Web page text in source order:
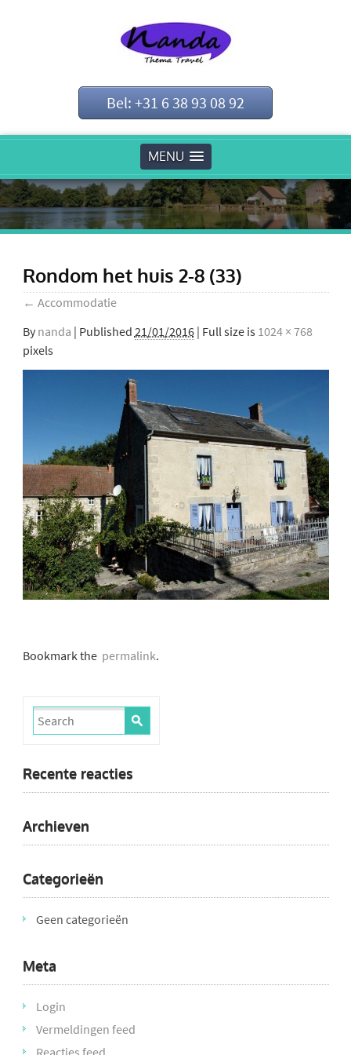
Bel: +31 6 38 93 08 92
MENU
Rondom het huis 2-8 (33)
← Accommodatie
By nanda | Published 21/01/2016| Full size is 1024 × 768
pixels
Bookmark thepermalink.
Recente reacties
Archieven
Categorieën
Geen categorieën
Meta
Login
Vermeldingen feed